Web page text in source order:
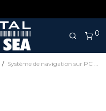
0
/ Système de navigation sur PC avec un réseau NMEA 2000